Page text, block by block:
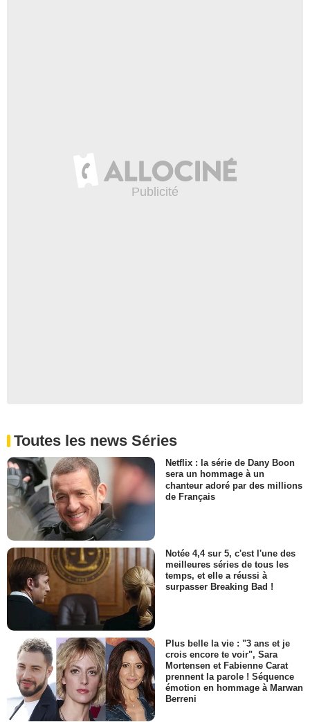
Toutes les news Séries
Netflix : la série de Dany Boon
sera un hommage à un
chanteur adoré par des millions
de Français
Notée 4,4 sur 5, c'est l'une des
meilleures séries de tous les
temps, et elle a réussi à
surpasser Breaking Bad !
Plus belle la vie : "3 ans et je
crois encore te voir", Sara
Mortensen et Fabienne Carat
prennent la parole ! Séquence
émotion en hommage à Marwan
Berreni